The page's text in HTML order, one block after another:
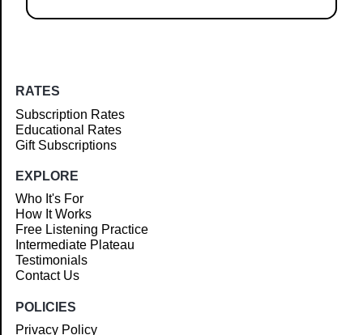
RATES
Subscription Rates
Educational Rates
Gift Subscriptions
EXPLORE
Who It's For
How It Works
Free Listening Practice
Intermediate Plateau
Testimonials
Contact Us
POLICIES
Privacy Policy